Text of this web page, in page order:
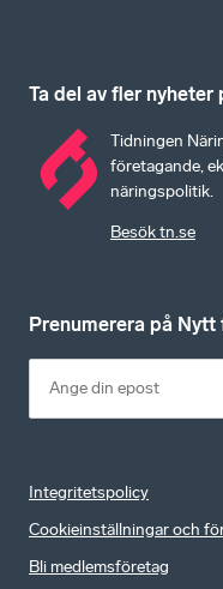
Ta del av fler nyheter
Tidningen
företagande,
näringspolitik.
Besök tn.se
Prenumerera på Nytt
Integritetspolicy
Cookieinställningar och
Bli medlemsföretag